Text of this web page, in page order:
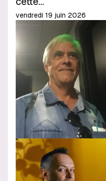
vendredi 19 juin 2026